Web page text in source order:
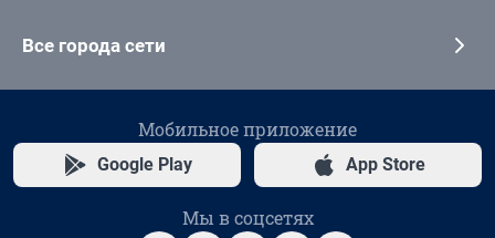
Все города сети
Мобильное приложение
Google Play App Store
Мы в соцсетях